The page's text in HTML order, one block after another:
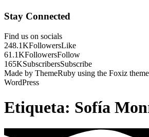
Stay Connected
Find us on socials
248.1KFollowersLike
61.1KFollowersFollow
165KSubscribersSubscribe
Made by ThemeRuby using the Foxiz
WordPress
Etiqueta: Sofía